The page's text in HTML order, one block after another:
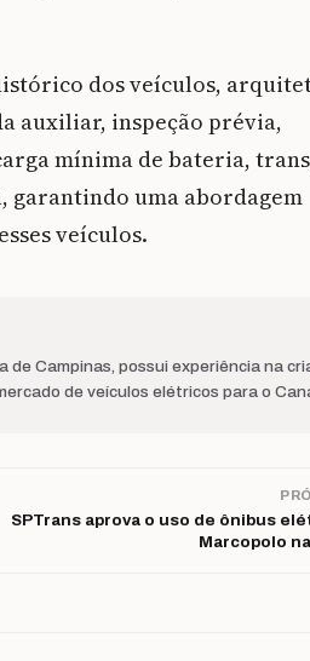
dos veículos,
auxiliar, inspeção prévia,
mínima de bateria,
garantindo uma abordagem
veículos.
Campinas, possui experiência na
de veículos elétricos para o
SPTrans aprova o uso de ônibus
Marcopolo